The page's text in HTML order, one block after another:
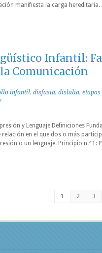
manifiesta la carga hereditaria.
Infantil:
Comunicación
infantil, disfasia, dislalia,
y Lenguaje Definiciones
en el que dos o más
o un lenguaje. Principio n.º 1:
1 2 3